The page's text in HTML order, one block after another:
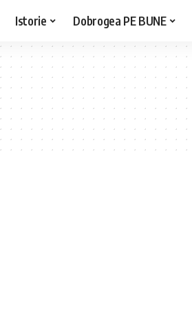
Istorie Dobrogea PE BUNE